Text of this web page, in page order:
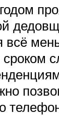
всё
сроком